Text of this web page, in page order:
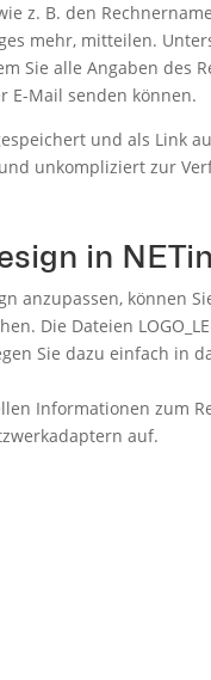
z. B. den
mehr, mitteilen.
Sie alle Angaben des
E-Mail senden können.
und als Link
unkompliziert zur
in
anzupassen, können
Die Dateien
Sie dazu einfach in
Informationen zum
auf.